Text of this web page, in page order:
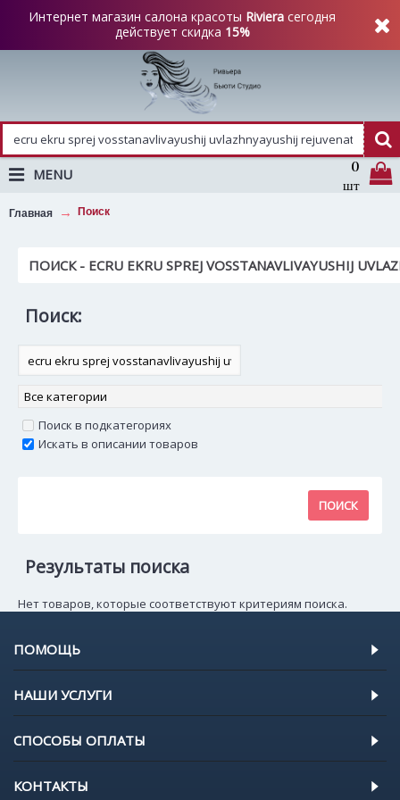
Интернет магазин салона красоты Riviera сегодня
действует скидка 15%
0
шт
MENU
Главная Поиск
ПОИСК - ECRU EKRU SPREJ VOSSTANAVLIVAYUSHIJ
Поиск:
Поиск в подкатегориях
Искать в описании товаров
Результаты поиска
Нет товаров, которые соответствуют критериям поиска.
ПОМОЩЬ
НАШИ УСЛУГИ
СПОСОБЫ ОПЛАТЫ
КОНТАКТЫ